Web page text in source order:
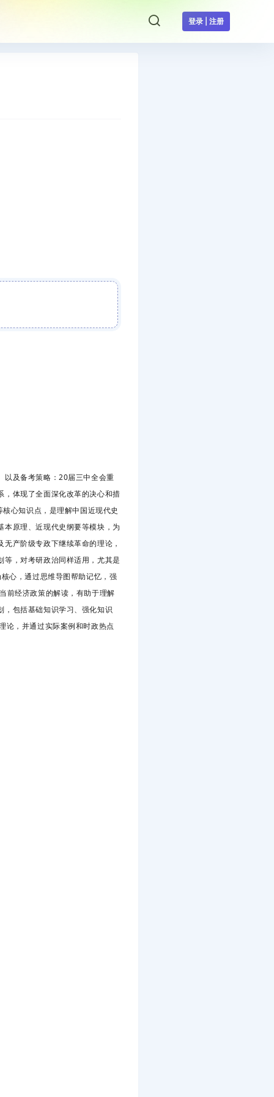
登录 | 注册
以及备考策略：20届三中全会重
，体现了全面深化改革的决心和措
心知识点，是理解中国近现代史
原理、近现代史纲要等模块，为
产阶级专政下继续革命的理论，
，对考研政治同样适用，尤其是
心，通过思维导图帮助记忆，强
前经济政策的解读，有助于理解
，包括基础知识学习、强化知识
论，并通过实际案例和时政热点